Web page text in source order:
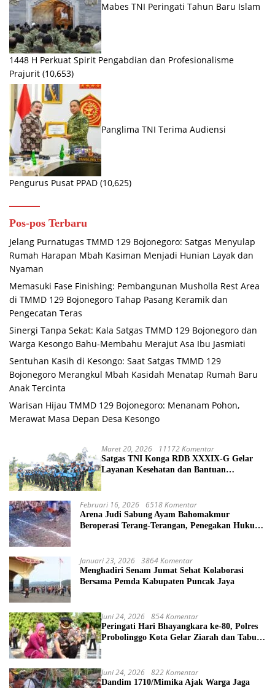
Mabes TNI Peringati Tahun Baru Islam
1448 H Perkuat Spirit Pengabdian dan Profesionalisme
Prajurit (10,653)
Panglima TNI Terima Audiensi
Pengurus Pusat PPAD (10,625)
Pos-pos Terbaru
Jelang Purnatugas TMMD 129 Bojonegoro: Satgas Menyulap
Rumah Harapan Mbah Kasiman Menjadi Hunian Layak dan
Nyaman
Memasuki Fase Finishing: Pembangunan Musholla Rest Area
di TMMD 129 Bojonegoro Tahap Pasang Keramik dan
Pengecatan Teras
Sinergi Tanpa Sekat: Kala Satgas TMMD 129 Bojonegoro dan
Warga Kesongo Bahu-Membahu Merajut Asa Ibu Jasmiati
Sentuhan Kasih di Kesongo: Saat Satgas TMMD 129
Bojonegoro Merangkul Mbah Kasidah Menatap Rumah Baru
Anak Tercinta
Warisan Hijau TMMD 129 Bojonegoro: Menanam Pohon,
Merawat Masa Depan Desa Kesongo
Maret 20, 2026 11172 Komentar
Satgas TNI Konga RDB XXXIX-G Gelar
Layanan Kesehatan dan Bantuan
Februari 16, 2026 6518 Komentar
Arena Judi Sabung Ayam Bahomakmur
Beroperasi Terang-Terangan, Penegakan Hukum
Januari 23, 2026 3864 Komentar
Menghadiri Senam Jumat Sehat Kolaborasi
Bersama Pemda Kabupaten Puncak Jaya
Juni 24, 2026 854 Komentar
Peringati Hari Bhayangkara ke-80, Polres
Probolinggo Kota Gelar Ziarah dan Tabur
Juni 24, 2026 822 Komentar
Dandim 1710/Mimika Ajak Warga Jaga